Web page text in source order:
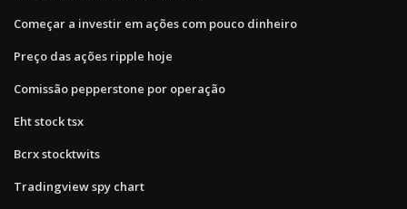
Começar a investir em ações com pouco dinheiro
Preço das ações ripple hoje
Comissão pepperstone por operação
Eht stock tsx
Bcrx stocktwits
Tradingview spy chart